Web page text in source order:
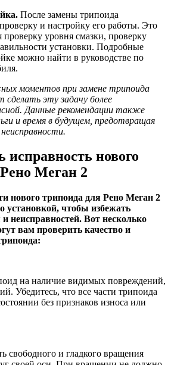
После замены трипоида
и настройку его работы. Это
проверку уровня смазки, проверку
установки. Подробные
можно найти в руководстве по
моментов при замене трипоида
эту задачу более
Данные рекомендации также
и время в будущем, предотвращая
исправность нового
Меган 2
нового трипоида для Рено Меган 2
установкой, чтобы избежать
неисправностей. Вот несколько
вам проверить качество и
на наличие видимых повреждений,
Убедитесь, что все части трипоида
без признаков износа или
свободного и гладкого вращения